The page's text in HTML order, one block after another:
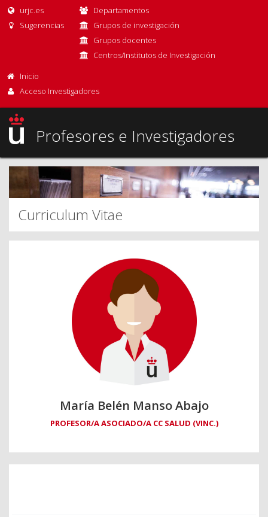
urjc.es
Sugerencias
Departamentos
Grupos de investigación
Grupos docentes
Centros/Institutos de Investigación
Inicio
Acceso Investigadores
Profesores e Investigadores
Curriculum Vitae
María Belén Manso Abajo
PROFESOR/A ASOCIADO/A CC SALUD (VINC.)